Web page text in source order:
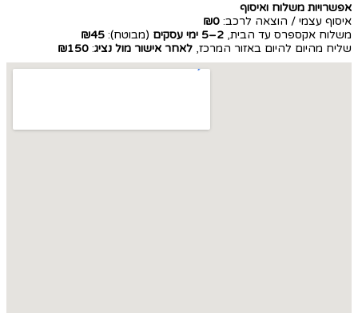
אפשרויות משלוח ואיסוף
איסוף עצמי / הוצאה לרכב: ₪0
משלוח אקספרס עד הבית, 2–5 ימי עסקים (מבוטח): ₪45
שליח מהיום להיום באזור המרכז, לאחר אישור מול נציג:
₪150